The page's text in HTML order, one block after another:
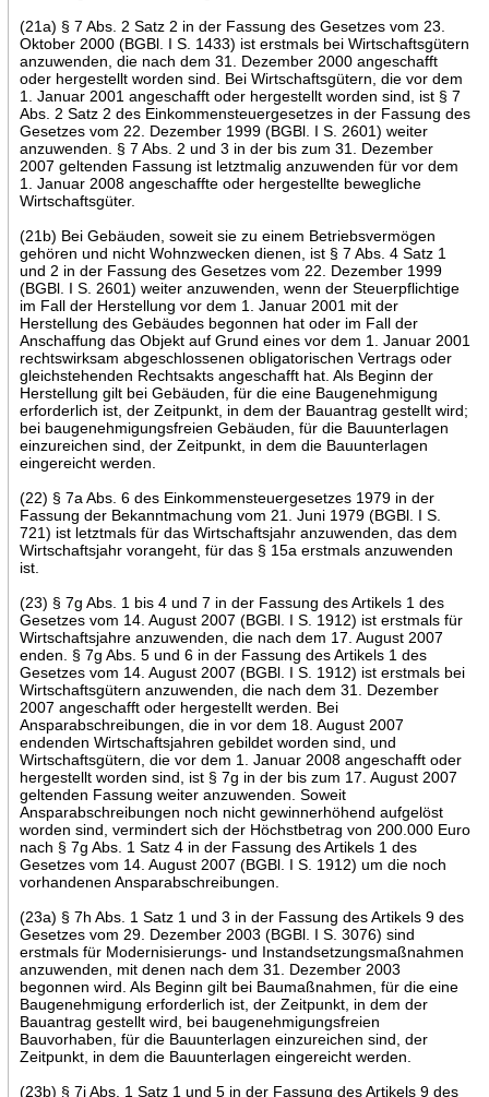
(21a) § 7 Abs. 2 Satz 2 in der Fassung des Gesetzes vom 23.
Oktober 2000 (BGBl. I S. 1433) ist erstmals bei Wirtschaftsgütern
anzuwenden, die nach dem 31. Dezember 2000 angeschafft
oder hergestellt worden sind. Bei Wirtschaftsgütern, die vor dem
1. Januar 2001 angeschafft oder hergestellt worden sind, ist § 7
Abs. 2 Satz 2 des Einkommensteuergesetzes in der Fassung des
Gesetzes vom 22. Dezember 1999 (BGBl. I S. 2601) weiter
anzuwenden. § 7 Abs. 2 und 3 in der bis zum 31. Dezember
2007 geltenden Fassung ist letztmalig anzuwenden für vor dem
1. Januar 2008 angeschaffte oder hergestellte bewegliche
Wirtschaftsgüter.
(21b) Bei Gebäuden, soweit sie zu einem Betriebsvermögen
gehören und nicht Wohnzwecken dienen, ist § 7 Abs. 4 Satz 1
und 2 in der Fassung des Gesetzes vom 22. Dezember 1999
(BGBl. I S. 2601) weiter anzuwenden, wenn der Steuerpflichtige
im Fall der Herstellung vor dem 1. Januar 2001 mit der
Herstellung des Gebäudes begonnen hat oder im Fall der
Anschaffung das Objekt auf Grund eines vor dem 1. Januar 2001
rechtswirksam abgeschlossenen obligatorischen Vertrags oder
gleichstehenden Rechtsakts angeschafft hat. Als Beginn der
Herstellung gilt bei Gebäuden, für die eine Baugenehmigung
erforderlich ist, der Zeitpunkt, in dem der Bauantrag gestellt wird;
bei baugenehmigungsfreien Gebäuden, für die Bauunterlagen
einzureichen sind, der Zeitpunkt, in dem die Bauunterlagen
eingereicht werden.
(22) § 7a Abs. 6 des Einkommensteuergesetzes 1979 in der
Fassung der Bekanntmachung vom 21. Juni 1979 (BGBl. I S.
721) ist letztmals für das Wirtschaftsjahr anzuwenden, das dem
Wirtschaftsjahr vorangeht, für das § 15a erstmals anzuwenden
ist.
(23) § 7g Abs. 1 bis 4 und 7 in der Fassung des Artikels 1 des
Gesetzes vom 14. August 2007 (BGBl. I S. 1912) ist erstmals für
Wirtschaftsjahre anzuwenden, die nach dem 17. August 2007
enden. § 7g Abs. 5 und 6 in der Fassung des Artikels 1 des
Gesetzes vom 14. August 2007 (BGBl. I S. 1912) ist erstmals bei
Wirtschaftsgütern anzuwenden, die nach dem 31. Dezember
2007 angeschafft oder hergestellt werden. Bei
Ansparabschreibungen, die in vor dem 18. August 2007
endenden Wirtschaftsjahren gebildet worden sind, und
Wirtschaftsgütern, die vor dem 1. Januar 2008 angeschafft oder
hergestellt worden sind, ist § 7g in der bis zum 17. August 2007
geltenden Fassung weiter anzuwenden. Soweit
Ansparabschreibungen noch nicht gewinnerhöhend aufgelöst
worden sind, vermindert sich der Höchstbetrag von 200.000 Euro
nach § 7g Abs. 1 Satz 4 in der Fassung des Artikels 1 des
Gesetzes vom 14. August 2007 (BGBl. I S. 1912) um die noch
vorhandenen Ansparabschreibungen.
(23a) § 7h Abs. 1 Satz 1 und 3 in der Fassung des Artikels 9 des
Gesetzes vom 29. Dezember 2003 (BGBl. I S. 3076) sind
erstmals für Modernisierungs- und Instandsetzungsmaßnahmen
anzuwenden, mit denen nach dem 31. Dezember 2003
begonnen wird. Als Beginn gilt bei Baumaßnahmen, für die eine
Baugenehmigung erforderlich ist, der Zeitpunkt, in dem der
Bauantrag gestellt wird, bei baugenehmigungsfreien
Bauvorhaben, für die Bauunterlagen einzureichen sind, der
Zeitpunkt, in dem die Bauunterlagen eingereicht werden.
(23b) § 7i Abs. 1 Satz 1 und 5 in der Fassung des Artikels 9 des